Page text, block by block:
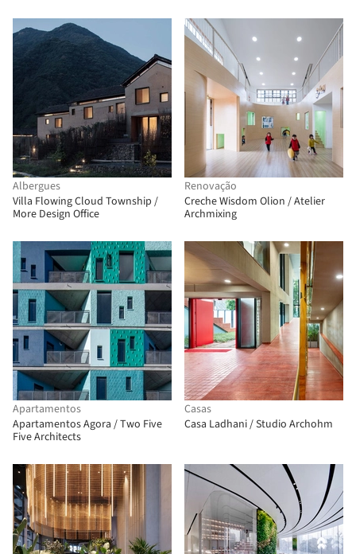
Albergues
Villa Flowing Cloud Township /
More Design Office
Renovação
Creche Wisdom Olion / Atelier
Archmixing
Apartamentos
Apartamentos Agora / Two Five
Five Architects
Casas
Casa Ladhani / Studio Archohm